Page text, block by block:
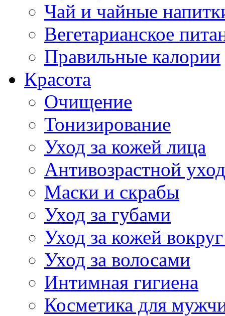
Чай и чайные
Вегетарианское
Правильные калории
Красота
Очищение
Тонизирование
Уход за кожей лица
Антивозрастной уход
Маски и скрабы
Уход за губами
Уход за кожей вокруг
Уход за волосами
Интимная гигиена
Косметика для